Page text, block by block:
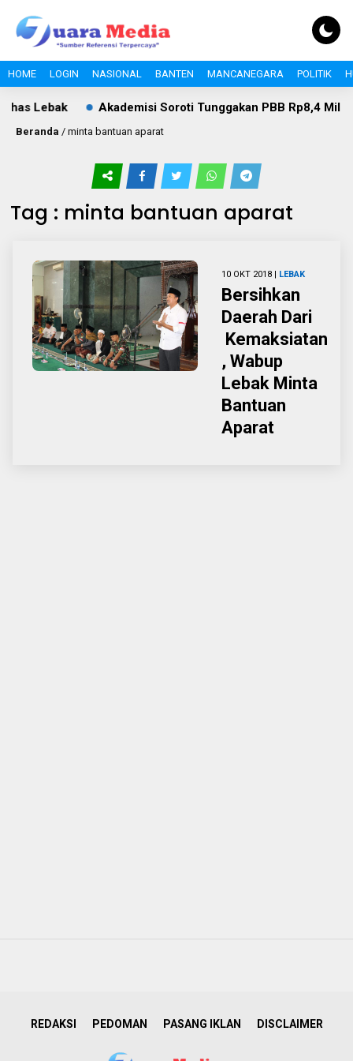
HOME LOGIN NASIONAL BANTEN MANCANEGARA POLITIK
Lebak Akademisi Soroti Tunggakan PBB Rp8,4 Miliar
Beranda / minta bantuan aparat
Tag : minta bantuan aparat
10 OKT 2018 | LEBAK
Bersihkan
Daerah Dari
Kemaksiatan
, Wabup
Lebak Minta
Bantuan
Aparat
REDAKSI PEDOMAN PASANG IKLAN DISCLAIMER